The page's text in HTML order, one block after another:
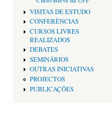
VISITAS DE ESTUDO
CONFERÊNCIAS
CURSOS LIVRES
REALIZADOS
DEBATES
SEMINÁRIOS
OUTRAS INICIATIVAS
PROJECTOS
PUBLICAÇÕES